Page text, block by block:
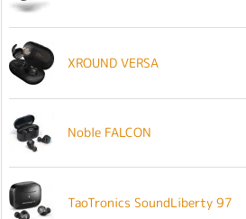
XROUND VERSA
Noble FALCON
TaoTronics SoundLiberty 97